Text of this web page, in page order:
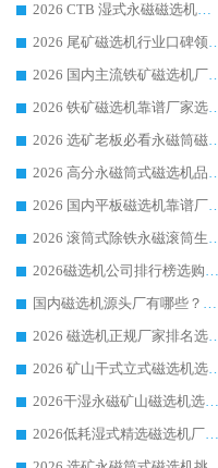
2026 CTB 湿式永磁磁选机选购指南|行业口碑良好品牌推荐，领域强者华体会手机网页版-华体会(中国)
2026 尾矿磁选机行业口碑领域强者，源头直供国内主
2026 国内主流铁矿磁选机厂家选购指南|行业口碑好品
2026 铁矿磁选机靠谱厂家选购指南，领域强者华体
2026 选矿老板必看永磁筒磁选机推荐
2026 高分永磁筒式磁选机品牌推荐 选
2026 国内平板磁选机靠谱厂家排名
2026 滚筒式除铁永磁滚筒生产厂家推荐排名|
2026磁选机公司排行榜选购指南|正规源头厂家推荐，领域强者高性价比靠谱信赖品牌
国内磁选机源头厂有哪些？2026 综合实力排名与采购避坑技巧
2026 磁选机正规厂家排名选购指南|行业口
2026 矿山干式立式磁选机选型攻略 梳
2026干湿永磁矿山磁选机选型攻略 优质生产厂家排名 选矿领域高口碑品牌推荐指南
2026低耗湿式精​选磁选机厂家怎么选?湿式精选磁选机供应商，行业认可度较高生产厂家华体会手机网页版-华体会(中国) 全面解析